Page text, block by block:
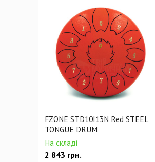
FZONE STD10I13N Red STEEL
TONGUE DRUM
На складі
2 843 грн.